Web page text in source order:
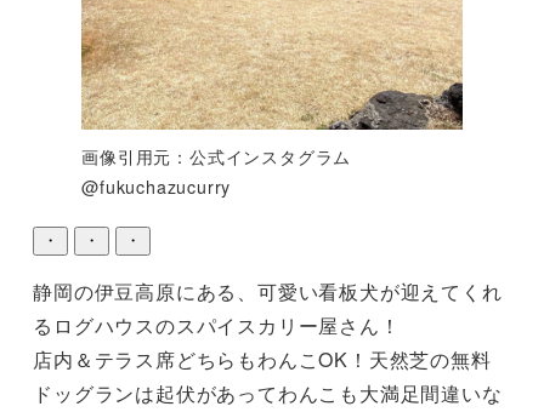
画像引用元：公式インスタグラム
@fukuchazucurry
・ ・ ・
静岡の伊豆高原にある、可愛い看板犬が迎えてくれ
るログハウスのスパイスカリー屋さん！
店内＆テラス席どちらもわんこOK！天然芝の無料
ドッグランは起伏があってわんこも大満足間違いな